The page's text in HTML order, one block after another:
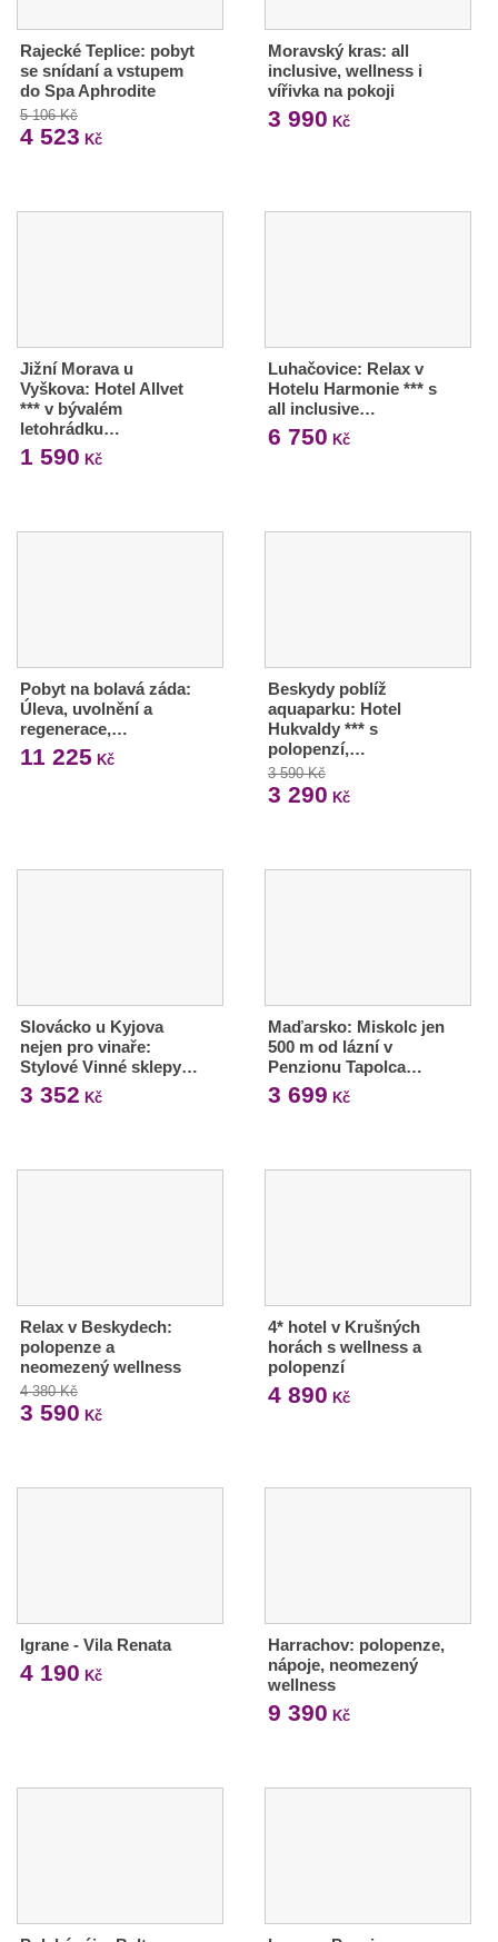
Rajecké Teplice: pobyt
se snídaní a vstupem
do Spa Aphrodite
5 106 Kč
4 523 Kč
Moravský kras: all
inclusive, wellness i
vířivka na pokoji
3 990 Kč
Jižní Morava u
Vyškova: Hotel Allvet
*** v bývalém
letohrádku…
1 590 Kč
Luhačovice: Relax v
Hotelu Harmonie *** s
all inclusive…
6 750 Kč
Pobyt na bolavá záda:
Úleva, uvolnění a
regenerace,…
11 225 Kč
Beskydy poblíž
aquaparku: Hotel
Hukvaldy *** s
polopenzí,…
3 590 Kč
3 290 Kč
Slovácko u Kyjova
nejen pro vinaře:
Stylové Vinné sklepy…
3 352 Kč
Maďarsko: Miskolc jen
500 m od lázní v
Penzionu Tapolca…
3 699 Kč
Relax v Beskydech:
polopenze a
neomezený wellness
4 380 Kč
3 590 Kč
4* hotel v Krušných
horách s wellness a
polopenzí
4 890 Kč
Igrane - Vila Renata
4 190 Kč
Harrachov: polopenze,
nápoje, neomezený
wellness
9 390 Kč